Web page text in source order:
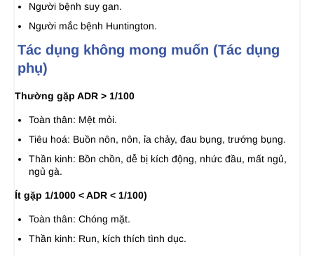
Người bệnh suy gan.
Người mắc bệnh Huntington.
Tác dụng không mong muốn (Tác dụng
phụ)
Thường gặp ADR > 1/100
Toàn thân: Mệt mỏi.
Tiêu hoá: Buồn nôn, nôn, ỉa chảy, đau bụng, trướng bụng.
Thần kinh: Bồn chồn, dễ bị kích động, nhức đầu, mất ngủ,
ngủ gà.
Ít gặp 1/1000 < ADR < 1/100)
Toàn thân: Chóng mặt.
Thần kinh: Run, kích thích tình dục.